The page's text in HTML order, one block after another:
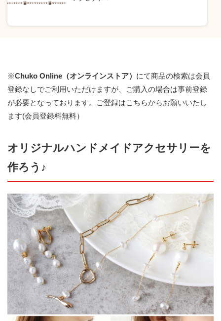
※Chuko Online（オンラインストア） にて商品の検索は会員
登録なしでご利用いただけますが、ご購入の場合は事前登録
が必要となっております。
ご登録はこちらからお願いいたし
ます(会員登録料無料）
オリジナルハンドメイドアクセサリーを
作ろう♪